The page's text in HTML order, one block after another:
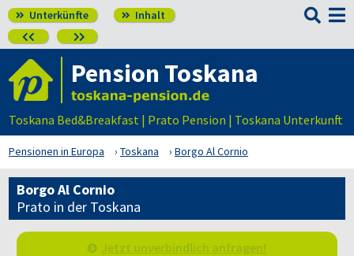
 Unterkünfte  Inhalt
 

Pension Toskana
Toskana Bed&Breakfast | Prato Pension | Toskana Unterkunft
Pensionen in Europa Toskana Borgo Al Cornio
Borgo Al Cornio
Prato in der Toskana
Jetzt unverbindlich anfragen!